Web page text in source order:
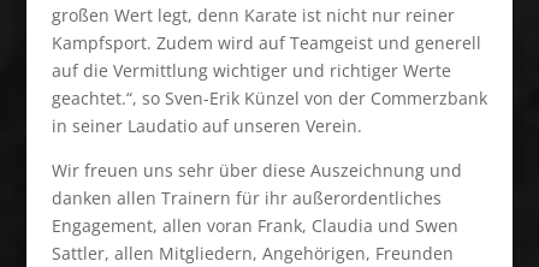
großen Wert legt, denn Karate ist nicht nur reiner
Kampfsport. Zudem wird auf Teamgeist und generell
auf die Vermittlung wichtiger und richtiger Werte
geachtet.“, so Sven-Erik Künzel von der Commerzbank
in seiner Laudatio auf unseren Verein.
Wir freuen uns sehr über diese Auszeichnung und
danken allen Trainern für ihr außerordentliches
Engagement, allen voran Frank, Claudia und Swen
Sattler, allen Mitgliedern, Angehörigen, Freunden